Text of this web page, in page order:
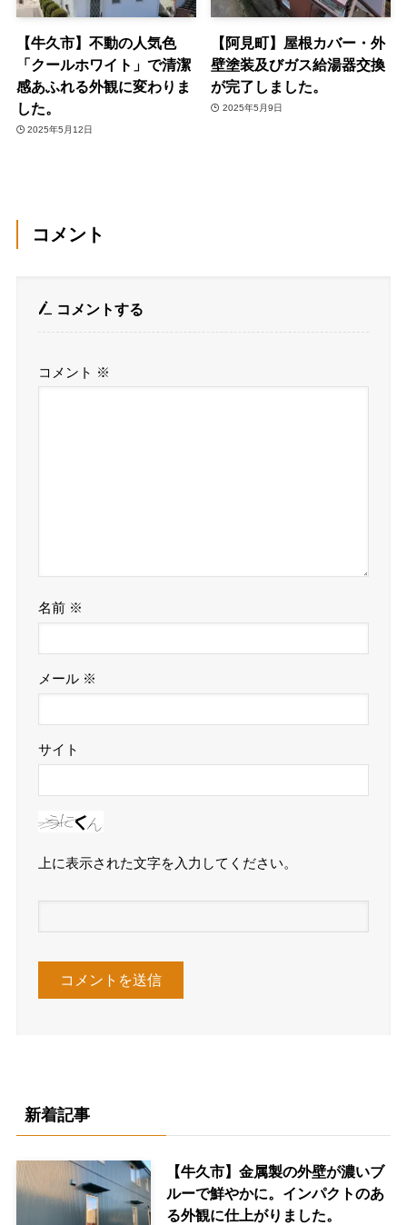
【牛久市】不動の人気色
「クールホワイト」で清潔
感あふれる外観に変わりま
した。
2025年5月12日
【阿見町】屋根カバー・外
壁塗装及びガス給湯器交換
が完了しました。
2025年5月9日
コメント
コメントする
コメント ※
名前 ※
メール ※
サイト
上に表示された文字を入力してください。
新着記事
【牛久市】金属製の外壁が濃いブ
ルーで鮮やかに。インパクトのあ
る外観に仕上がりました。